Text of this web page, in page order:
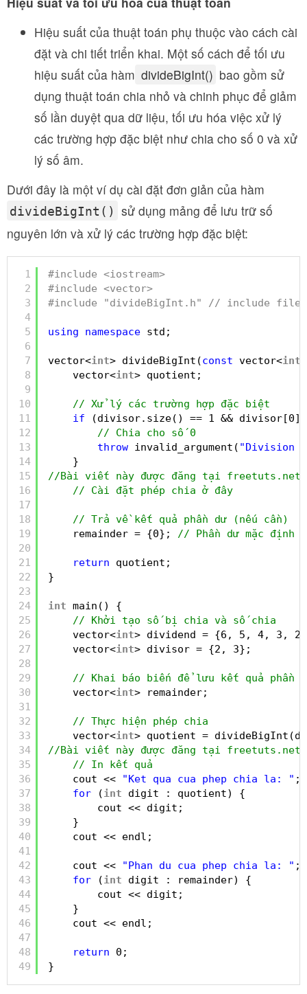
Hiệu suất của thuật toán phụ thuộc vào cách cài
đặt và chi tiết triển khai. Một số cách để tối ưu
hiệu suất của hàm divideBigInt() bao gồm sử
dụng thuật toán chia nhỏ và chinh phục để giảm
số lần duyệt qua dữ liệu, tối ưu hóa việc xử lý
các trường hợp đặc biệt như chia cho số 0 và xử
lý số âm.
Dưới đây là một ví dụ cài đặt đơn giản của hàm
divideBigInt()
sử dụng mảng để lưu trữ số
nguyên lớn và xử lý các trường hợp đặc biệt:
1
2
3
4
5
6
7
8
9
10
11
12
13
14
15
16
17
18
19
20
21
22
23
24
25
26
27
28
29
30
31
32
33
34
35
36
37
38
39
40
41
42
43
44
45
46
47
48
49
#include <iostream>
#include <vector>
#include "divideBigInt.h" // include file
using namespace std;
vector<int> divideBigInt(const vector<int
vector<int> quotient;
// Xử lý các trường hợp đặc biệt
if
(divisor.size() == 1 && divisor[0]
// Chia cho số 0
throw invalid_argument( "Division
}
//Bài viết này được đăng tại freetuts.net
// Cài đặt phép chia ở đây
// Trả về kết quả phần dư (nếu cần)
remainder = {0};
// Phần dư mặc định
return
quotient;
}
int main() {
// Khởi tạo số bị chia và số chia
vector<int> dividend = {6, 5, 4, 3,
vector<int> divisor = {2,
// Khai báo biến để lưu kết quả phần
vector<int> remainder;
// Thực hiện phép chia
vector<int> quotient =
//Bài viết này được đăng tại freetuts.net
// In kết quả
cout <<
"Ket qua cua phep chia la: " ;
for
(int
digit : quotient) {
cout << digit;
}
cout << endl;
cout << "Phan du cua phep chia la: " ;
for
(int
digit : remainder) {
cout << digit;
}
cout << endl;
return
0;
}